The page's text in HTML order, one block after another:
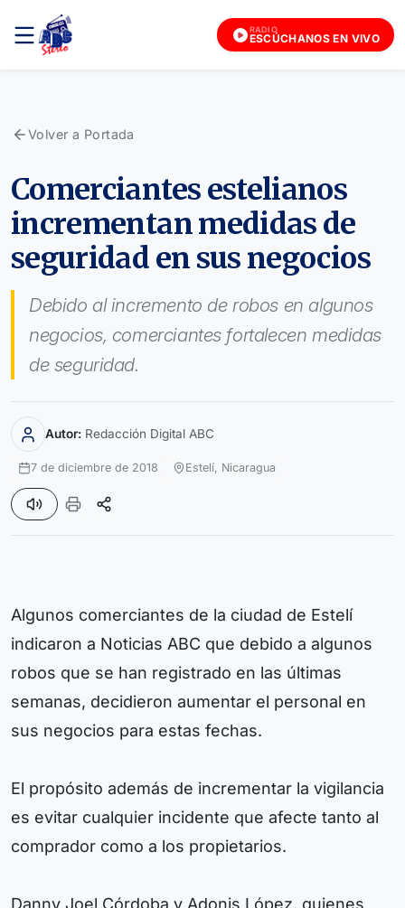
RADIO
ESCÚCHANOS EN VIVO
Volver a Portada
Comerciantes estelianos
incrementan medidas de
seguridad en sus negocios
Debido al incremento de robos en algunos
negocios, comerciantes fortalecen medidas
de seguridad.
Autor: Redacción Digital ABC
7 de diciembre de 2018 Estelí, Nicaragua
Algunos comerciantes de la ciudad de Estelí
indicaron a Noticias ABC que debido a algunos
robos que se han registrado en las últimas
semanas, decidieron aumentar el personal en
sus negocios para estas fechas.
El propósito además de incrementar la vigilancia
es evitar cualquier incidente que afecte tanto al
comprador como a los propietarios.
Danny Joel Córdoba y Adonis López, quienes